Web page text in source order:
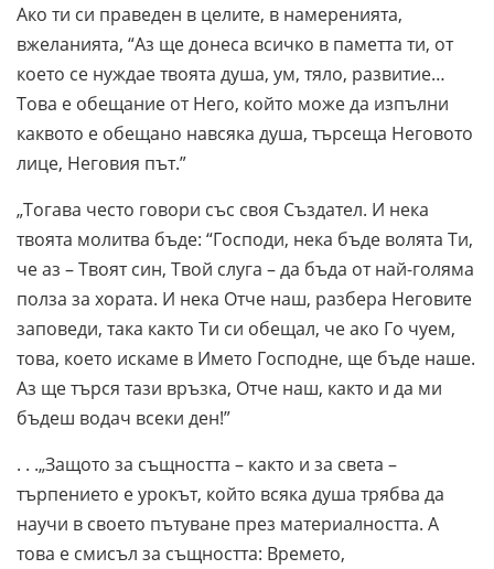
Ако ти си праведен в целите, в намеренията,
вжеланията, “Аз ще донеса всичко в паметта ти, от
което се нуждае твоята душа, ум, тяло, развитие…
Това е обещание от Него, който може да изпълни
каквото е обещано навсяка душа, търсеща Неговото
лице, Неговия път.”
„Тогава често говори със своя Създател. И нека
твоята молитва бъде: “Господи, нека бъде волята Ти,
че аз – Твоят син, Твой слуга – да бъда от най-голяма
полза за хората. И нека Отче наш, разбера Неговите
заповеди, така както Ти си обещал, че ако Го чуем,
това, което искаме в Името Господне, ще бъде наше.
Аз ще търся тази връзка, Отче наш, както и да ми
бъдеш водач всеки ден!”
. . .„Защото за същността – както и за света –
търпението е урокът, който всяка душа трябва да
научи в своето пътуване през материалността. А
това е смисъл за същността: Времето,